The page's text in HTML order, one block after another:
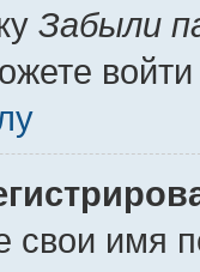
Забыли
свои имя